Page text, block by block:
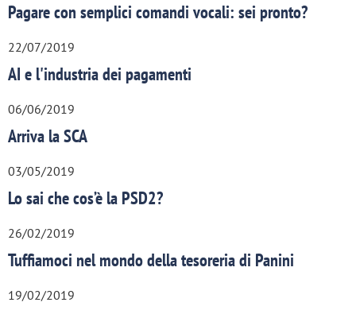
Pagare con semplici comandi vocali: sei pronto?
22/07/2019
AI e l'industria dei pagamenti
06/06/2019
Arriva la SCA
03/05/2019
Lo sai che cos’è la PSD2?
26/02/2019
Tuffiamoci nel mondo della tesoreria di Panini
19/02/2019